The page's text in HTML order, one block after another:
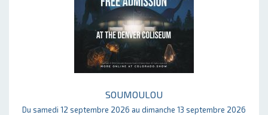
SOUMOULOU
Du samedi 12 septembre 2026 au dimanche 13 septembre 2026